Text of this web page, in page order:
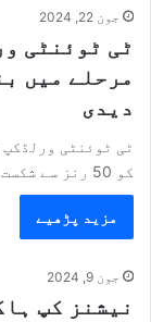
جون 22, 2024
ٹی ٹوئنٹی
دیدی
کو 50 رنز سے شکست دے دی، اس فتح…
مزید پڑھیے
جون 9, 2024
نیشنز کپ